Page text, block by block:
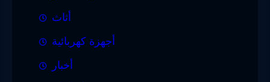
أثاث
أجهزة كهربائية
أخبار